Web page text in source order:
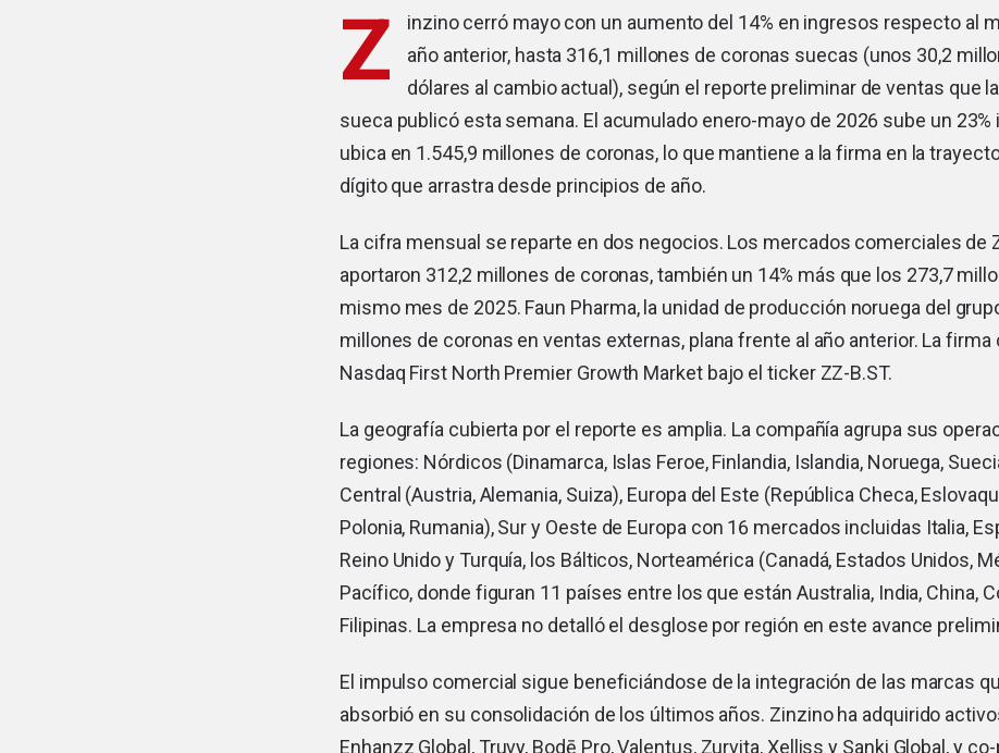
Z inzinocerró mayo con un aumento del 14% en ingresos respecto al
año anterior, hasta 316,1 millones de coronas suecas (unos 30,2
dólares al cambio actual), según el reporte preliminar de ventas que
sueca publicó esta semana. El acumulado enero-mayo de 2026 sube un 23%
ubica en 1.545,9 millones de coronas, lo que mantiene a la firma en la
dígito que arrastra desde principios de año.
La cifra mensual se reparte en dos negocios. Los mercados comerciales de
aportaron 312,2 millones de coronas, también un 14% más que los 273,7
mismo mes de 2025. Faun Pharma, la unidad de producción noruega del
millones de coronas en ventas externas, plana frente al año anterior. La firma
Nasdaq First North Premier Growth Market bajo el ticker ZZ-B.ST.
La geografía cubierta por el reporte es amplia. La compañía agrupa sus
regiones: Nórdicos (Dinamarca, Islas Feroe, Finlandia, Islandia, Noruega,
Central (Austria, Alemania, Suiza), Europa del Este (República Checa,
Polonia, Rumania), Sur y Oeste de Europa con 16 mercados incluidas Italia,
Reino Unido y Turquía, los Bálticos, Norteamérica (Canadá, Estados Unidos,
Pacífico, donde figuran 11 países entre los que están Australia, India, China,
Filipinas. La empresa no detalló el desglose por región en este avance
El impulso comercial sigue beneficiándose de la integración de las marcas
absorbió en su consolidación de los últimos años. Zinzino ha adquirido
Enhanzz Global, Truvy, Bodē Pro, Valentus, Zurvita, Xelliss y Sanki Global, y